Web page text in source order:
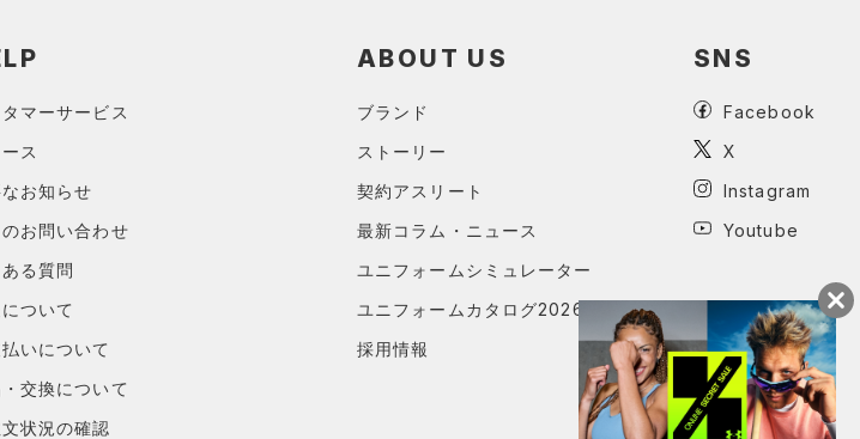
マーサービス
ス
お知らせ
お問い合わせ
る質問
ついて
いについて
交換について
文状況の確認
ABOUT US
ブランド
ストーリー
契約アスリート
最新コラム・ニュース
ユニフォームシミュレーター
ユニフォームカタログ2026
採用情報
SNS
Facebook
X
Instagram
Youtube